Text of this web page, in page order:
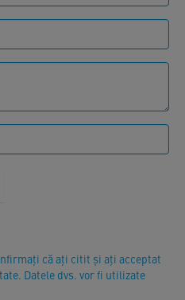
că ați citit și ați acceptat
Datele dvs. vor fi utilizate